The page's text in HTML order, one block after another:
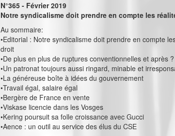
N°365 - Février 2019
Notre syndicalisme doit prendre en compte les
Au sommaire:
•Editorial : Notre syndicalisme doit prendre en compte
droit
•De plus en plus de ruptures conventionnelles et après ?
•Un patronat toujours aussi ringard, minable et
•La généreuse boîte à idées du gouvernement
•Travail égal, salaire égal
•Bergère de France en vente
•Viskase licencie dans les Vosges
•Kering poursuit sa folle croissance avec Gucci
•Aence : un outil au service des élus du CSE